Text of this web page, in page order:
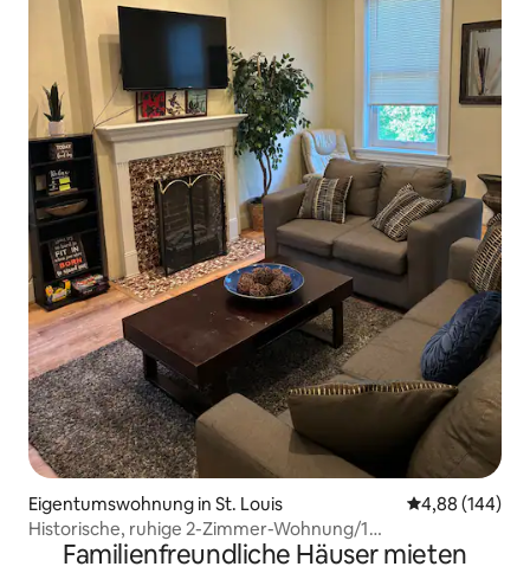
Eigentumswohnung in St. Louis
4,88 (144)
Historische, ruhige 2-Zimmer-Wohnung/1
Bad/Arbeitsbereich, komplette Eigentumswohnung
Familienfreundliche Häuser mieten